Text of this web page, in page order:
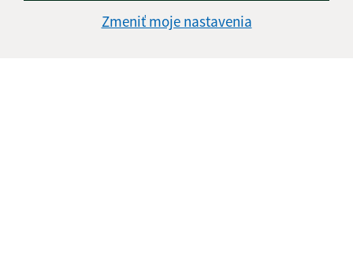
Zmeniť moje nastavenia